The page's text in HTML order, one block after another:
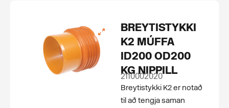
BREYTISTYKKI
K2 MÚFFA
ID200 OD200
KG NIPPILL
2110002020
Breytistykki K2 er notað
til að tengja saman